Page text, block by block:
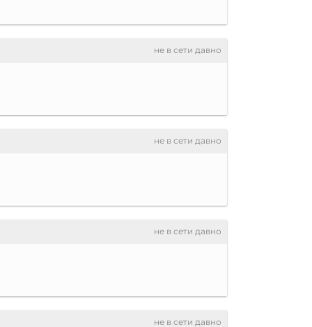
не в сети давно
не в сети давно
не в сети давно
не в сети давно